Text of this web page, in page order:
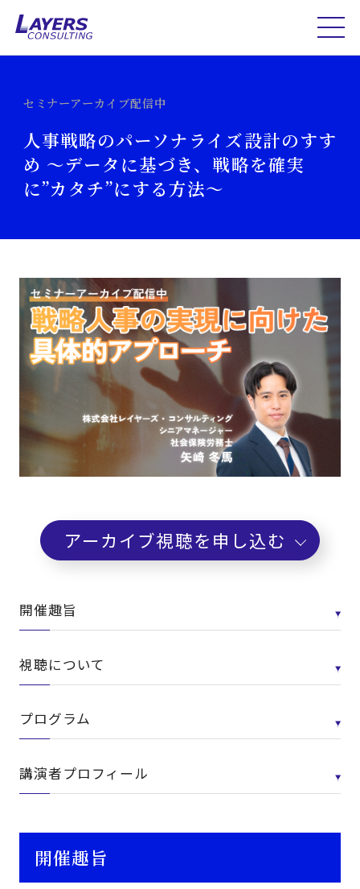
セミナーアーカイブ配信中
人事戦略のパーソナライズ設計のすす
め ～データに基づき、戦略を確実
に”カタチ”にする方法～
アーカイブ視聴を申し込む
開催趣旨
視聴について
プログラム
講演者プロフィール
開催趣旨